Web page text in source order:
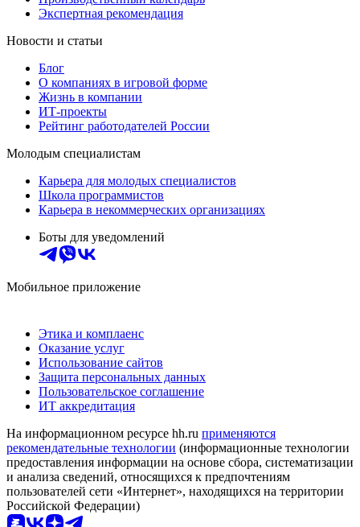
Экспертная рекомендация
Новости и статьи
Блог
О компаниях в игровой форме
Жизнь в компании
ИТ-проекты
Рейтинг работодателей России
Молодым специалистам
Карьера для молодых специалистов
Школа программистов
Карьера в некоммерческих организациях
Боты для уведомлений
Мобильное приложение
Этика и комплаенс
Оказание услуг
Использование сайтов
Защита персональных данных
Пользовательское соглашение
ИТ аккредитация
На информационном ресурсе hh.ru применяются
рекомендательные технологии (информационные технологии
предоставления информации на основе сбора, систематизации
и анализа сведений, относящихся к предпочтениям
пользователей сети «Интернет», находящихся на территории
Российской Федерации)